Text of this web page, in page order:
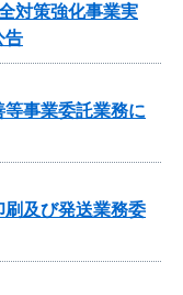
対策強化事業実
告
事業委託業務に
及び発送業務委